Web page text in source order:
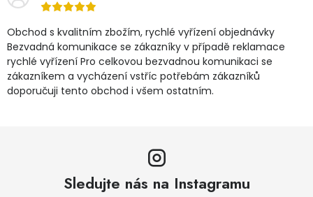
Obchod s kvalitním zbožím, rychlé vyřízení objednávky
Bezvadná komunikace se zákazníky v případě reklamace
rychlé vyřízení Pro celkovou bezvadnou komunikaci se
zákazníkem a vycházení vstříc potřebám zákazníků
doporučuji tento obchod i všem ostatním.
Sledujte nás na Instagramu